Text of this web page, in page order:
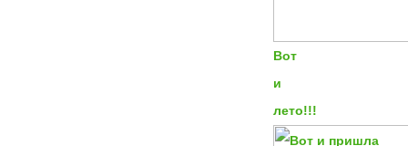
Вот
и
лето!!!